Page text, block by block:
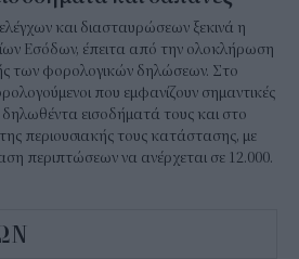
και διασταυρώσεων ξεκινά η
Εσόδων, έπειτα από την ολοκλήρωση
των φορολογικών δηλώσεων. Στο
που εμφανίζουν σημαντικές
εισοδήματά τους και στο
περιουσιακής τους κατάστασης, με
περιπτώσεων να ανέρχεται σε 12.000.